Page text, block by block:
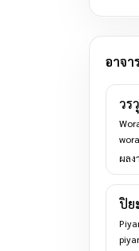
อาจ
วร
ผลง
ปิย